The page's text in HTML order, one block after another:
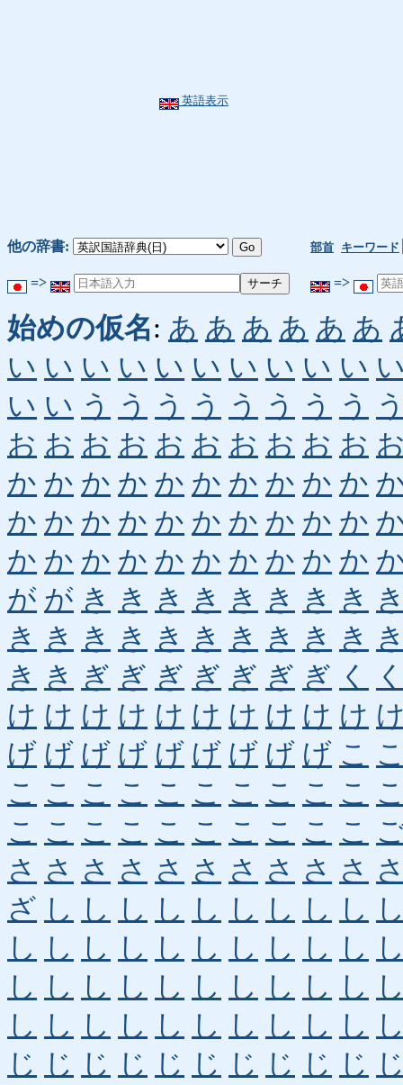
英語表示
他の辞書: 部首 キーワード
=> =>
始めの仮名: あ あ あ あ あ あ
い い い い い い い い い い
い い う う う う う う う う
お お お お お お お お お お
か か か か か か か か か か
か か か か か か か か か か
か か か か か か か か か か
が が き き き き き き き き
き き き き き き き き き き
き き ぎ ぎ ぎ ぎ ぎ ぎ ぎ く
け け け け け け け け け け
げ げ げ げ げ げ げ げ げ こ
こ こ こ こ こ こ こ こ こ こ
こ こ こ こ こ こ こ こ こ こ
さ さ さ さ さ さ さ さ さ さ
ざ し し し し し し し し し
し し し し し し し し し し
し し し し し し し し し し
し し し し し し し し し し
じ じ じ じ じ じ じ じ じ じ